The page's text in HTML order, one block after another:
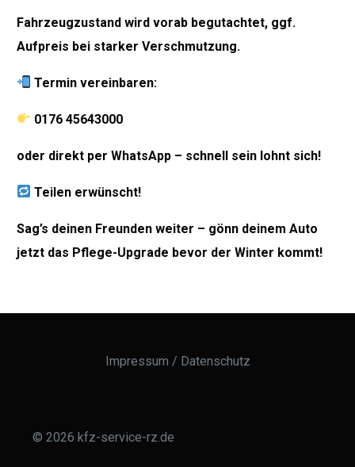
Fahrzeugzustand wird vorab begutachtet, ggf.
Aufpreis bei starker Verschmutzung.
Termin vereinbaren:
0176 45643000
oder direkt perWhatsApp – schnell sein lohnt sich!
Teilen erwünscht!
Sag’s deinen Freunden weiter – gönn deinem Auto
jetzt das Pflege-Upgrade bevor der Winter kommt!
Impressum / Datenschutz
© 2026 kfz-service-rz.de